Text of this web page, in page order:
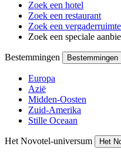
Zoek een hotel
Zoek een restaurant
Zoek een vergaderruimte
Zoek een speciale
Bestemmingen Bestemmingen
Europa
Azië
Midden-Oosten
Zuid-Amerika
Stille Oceaan
Het Novotel-universum Het